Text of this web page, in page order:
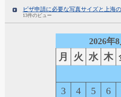
ビザ申請に必要な写真サイズと上海
13件のビュー
2026年8
月 火 水 木
3
4 5 6